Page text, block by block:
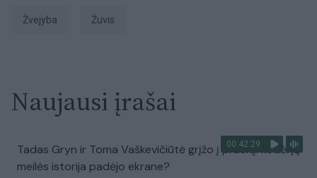
Žvejyba žuvis
Naujausi įrašai
00:42:29
Tadas Gryn ir Toma Vaškevičiūtė grįžo į praeitį: kodėl jų
meilės istorija padėjo ekrane?